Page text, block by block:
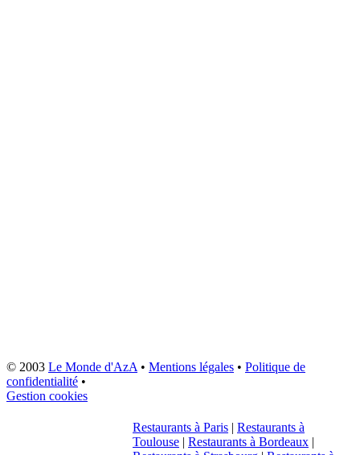
© 2003 Le Monde d'AzA• Mentions légales • Politique de
confidentialité •
Gestion cookies
Restaurants à Paris | Restaurants à
Toulouse | Restaurants à Bordeaux |